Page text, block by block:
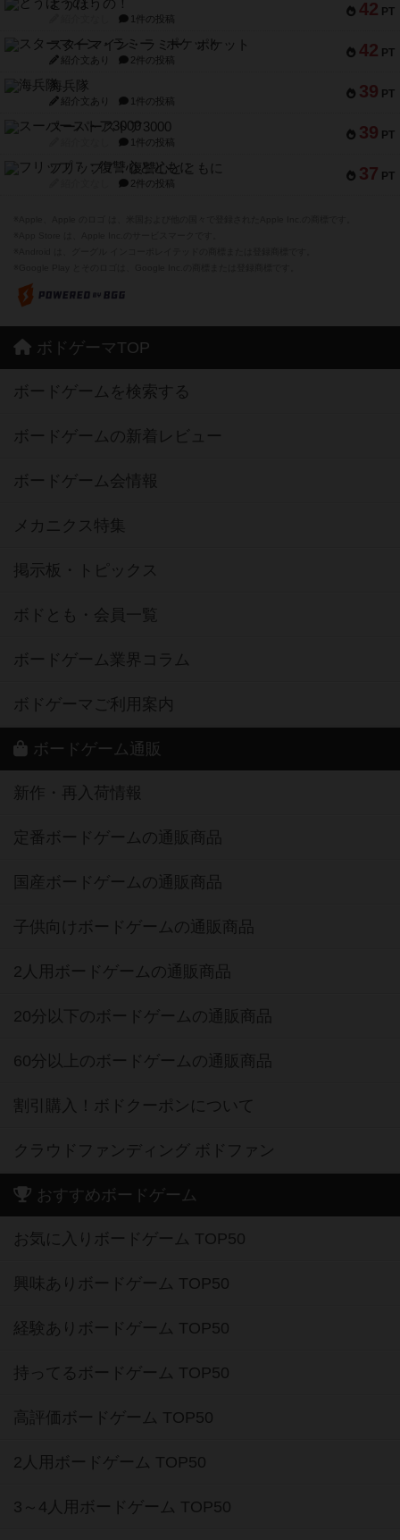
42 PT
とうほうの！
1件の投稿
42 PT
スターマイン・ラミー ポケット
紹介文あり 2件の投稿
39 PT
海兵隊
紹介文あり 1件の投稿
39 PT
スーパーストア3000
1件の投稿
37 PT
フリップ７：復讐心とともに
2件の投稿
ボドゲーマTOP
ボードゲームを検索する
ボードゲームの新着レビュー
ボードゲーム会情報
メカニクス特集
掲示板・トピックス
ボドとも・会員一覧
ボードゲーム業界コラム
ボドゲーマご利用案内
ボードゲーム通販
新作・再入荷情報
定番ボードゲームの通販商品
国産ボードゲームの通販商品
子供向けボードゲームの通販商品
2人用ボードゲームの通販商品
20分以下のボードゲームの通販商品
60分以上のボードゲームの通販商品
割引購入！ボドクーポンについて
クラウドファンディング ボドファン
おすすめボードゲーム
お気に入りボードゲーム TOP50
興味ありボードゲーム TOP50
経験ありボードゲーム TOP50
持ってるボードゲーム TOP50
高評価ボードゲーム TOP50
2人用ボードゲーム TOP50
3～4人用ボードゲーム TOP50